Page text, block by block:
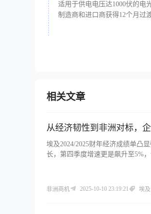
适用于供电电压达1000伏的电
制造商和进口商获得12个月过
相关文章
从经济韧性到非洲对标，
埃及2024/2025财年经济成绩单凸
长，第四季度增速更是飙升至5%
非洲商机 2025-10-10 23:19:21 埃及